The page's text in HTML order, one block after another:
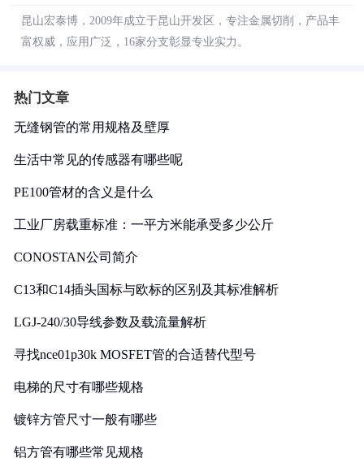
昆山宏泰博，2009年成立于昆山开发区，专注金属切削，产品丰
富权威，应用广泛，16家分支彰显专业实力。
热门文章
无缝钢管的常用规格及壁厚
生活中常见的传感器有哪些呢
PE100管材的含义是什么
工业厂房载重标准：一平方米能承受多少公斤
CONOSTAN公司简介
C13和C14插头国标与欧标的区别及其标准解析
LGJ-240/30导线参数及载流量解析
寻找nce01p30k MOSFET管的合适替代型号
电梯的尺寸有哪些规格
镀锌方管尺寸一般有哪些
铝方管有哪些常见规格